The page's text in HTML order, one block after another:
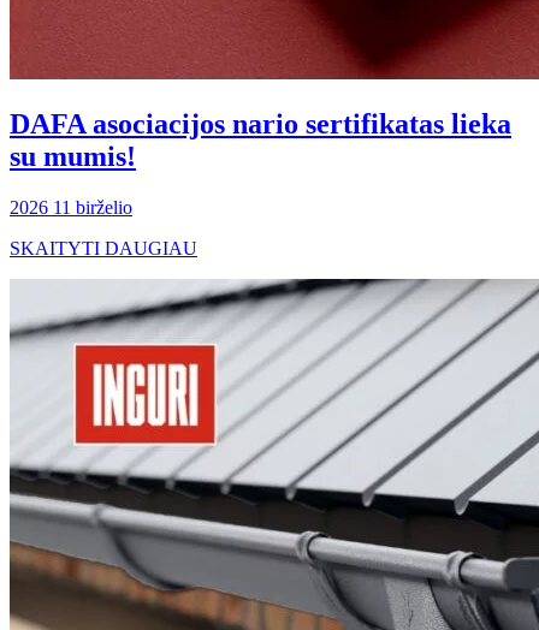
DAFA asociacijos nario sertifikatas lieka
su mumis!
2026 11 birželio
SKAITYTI DAUGIAU